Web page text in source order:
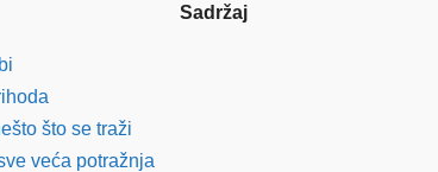
Sadržaj
što se traži
veća potražnja